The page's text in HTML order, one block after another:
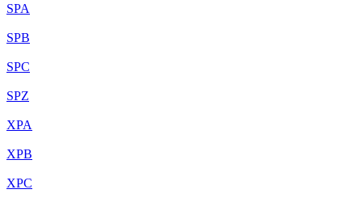
SPA
SPB
SPC
SPZ
XPA
XPB
XPC